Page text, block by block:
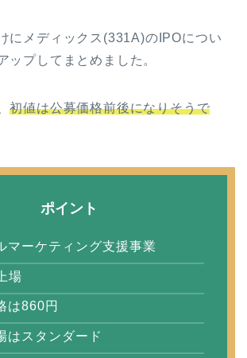
にメディックス(331A)のIPOについ
ップしてまとめました。
初値は公募価格前後になりそうで
ポイント
マーケティング支援事業
場
は860円
はスタンダード